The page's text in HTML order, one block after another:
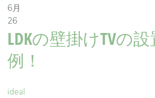
6月
26
LDKの壁掛けTVの
例！
ideal